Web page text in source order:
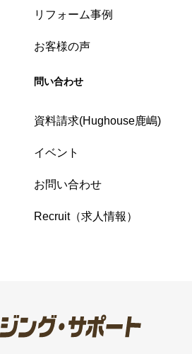
リフォーム事例
お客様の声
問い合わせ
資料請求(Hughouse鹿嶋)
イベント
お問い合わせ
Recruit（求人情報）